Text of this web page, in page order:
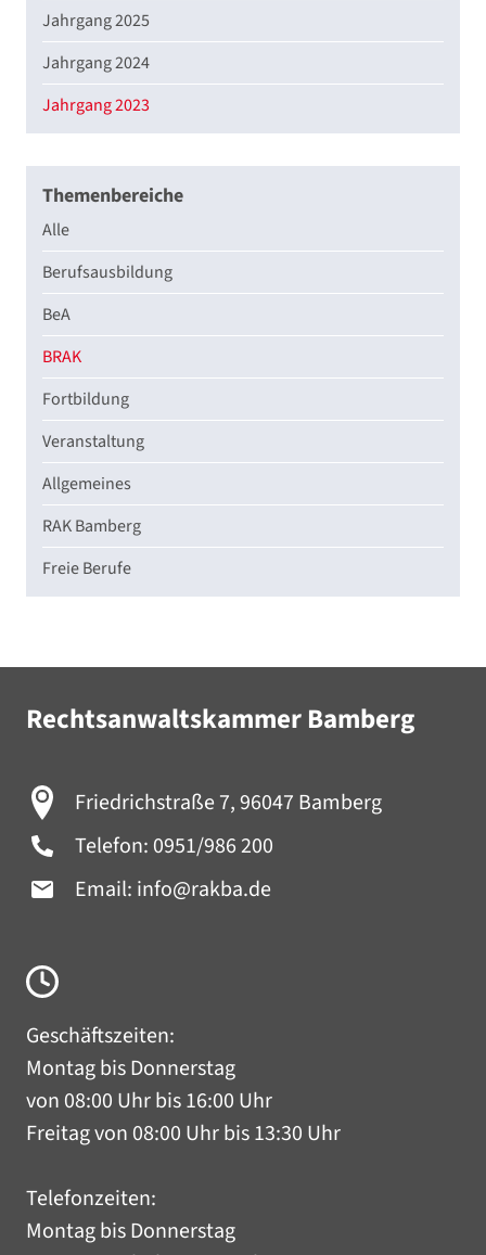
Jahrgang 2025
Jahrgang 2024
Jahrgang 2023
Themenbereiche
Alle
Berufsausbildung
BeA
BRAK
Fortbildung
Veranstaltung
Allgemeines
RAK Bamberg
Freie Berufe
Rechtsanwaltskammer Bamberg
Friedrichstraße 7, 96047 Bamberg
Telefon: 0951/986 200
Email: info@rakba.de
Geschäftszeiten:
Montag bis Donnerstag
von 08:00 Uhr bis 16:00 Uhr
Freitag von 08:00 Uhr bis 13:30 Uhr
Telefonzeiten:
Montag bis Donnerstag